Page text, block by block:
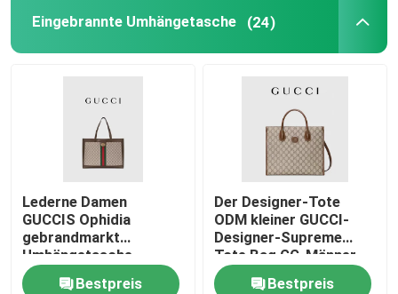
Preloved brannte Tasche ein
Eingebrannte Umhängetasche (24)
Lederne Damen
GUCCIS Ophidia
gebrandmarkt
Umhängetasche-
Einkaufstotalisator
Bestpreis
Der Designer-Tote
ODM kleiner GUCCI-
Designer-Supreme
Tote Bag GG-Männer
Bestpreis